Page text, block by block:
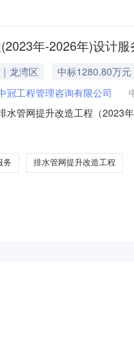
年-2026年)设计服
龙湾区
中标1280.80万元
冠工程管理咨询有限公司
水管网提升改造工程（2023
段（包）名称龙湾区排水
务 排水管网提升改造工程